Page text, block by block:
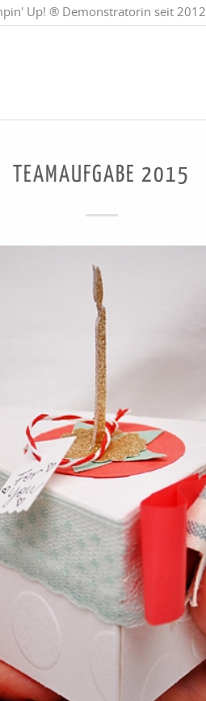
Up! ® Demonstratorin seit 2012
TEAMAUFGABE 2015